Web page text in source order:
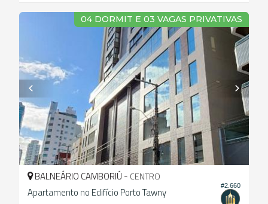
04 DORMIT E 03 VAGAS PRIVATIVAS
#2.660
BALNEÁRIO CAMBORIÚ - CENTRO
Apartamento no Edifício Porto Tawny